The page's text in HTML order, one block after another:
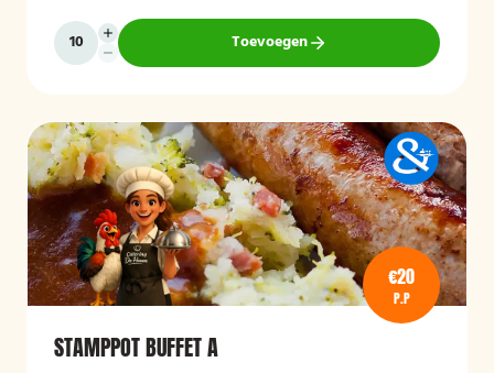
Toevoegen
€20
P.P
STAMPPOT BUFFET A